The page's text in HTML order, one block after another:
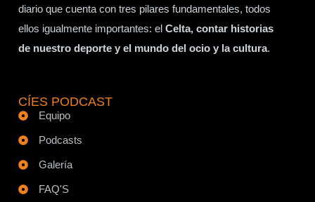
diario que cuenta con tres pilares fundamentales, todos
ellos igualmente importantes: el Celta, contar historias
de nuestro deporte y el mundo del ocio y la cultura.
CÍES PODCAST
Equipo
Podcasts
Galería
FAQ'S